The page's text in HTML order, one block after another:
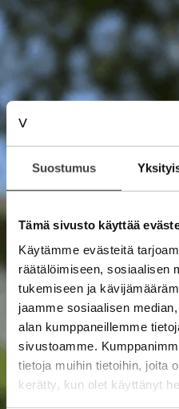
Suostumus
Tämä sivusto käyttää
Käytämme evästeitä
räätälöimiseen, sosiaalisen
tukemiseen ja
jaamme sosiaalisen
alan kumppaneillemme
sivustoamme.
tietoja muihin tietoihin, joita
kerätty, kun olet käyttänyt